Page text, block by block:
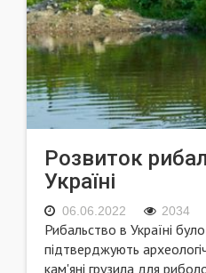
Розвиток
Україні
06.06.2022 2034
Рибальство в Україні
підтверджують
кам'яні грузила для